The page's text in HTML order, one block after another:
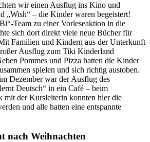
wir einen Ausflug ins Kino und
„Wish“ – die Kinder waren begeistert!
Team zu einer Vorleseaktion in die
sich dort direkt viele neue Bücher für
Familien und Kindern aus der Unterkunft
Ausflug zum Tiki Kinderland
Pommes und Pizza hatten die Kinder
spielen und sich richtig austoben.
Dezember war der Ausflug des
Deutsch“ in ein Café – beim
mit der Kursleiterin konnten hier die
und alle hatten eine entspannte
nach Weihnachten